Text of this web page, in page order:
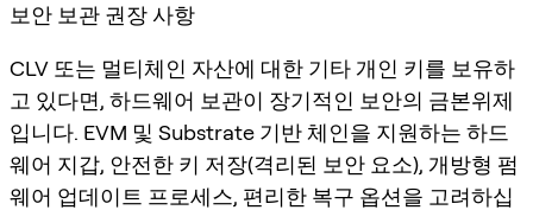
보안 보관 권장 사항
CLV 또는 멀티체인 자산에 대한 기타 개인 키를 보유하
고 있다면, 하드웨어 보관이 장기적인 보안의 금본위제
입니다. EVM 및 Substrate 기반 체인을 지원하는 하드
웨어 지갑, 안전한 키 저장(격리된 보안 요소), 개방형 펌
웨어 업데이트 프로세스, 편리한 복구 옵션을 고려하십